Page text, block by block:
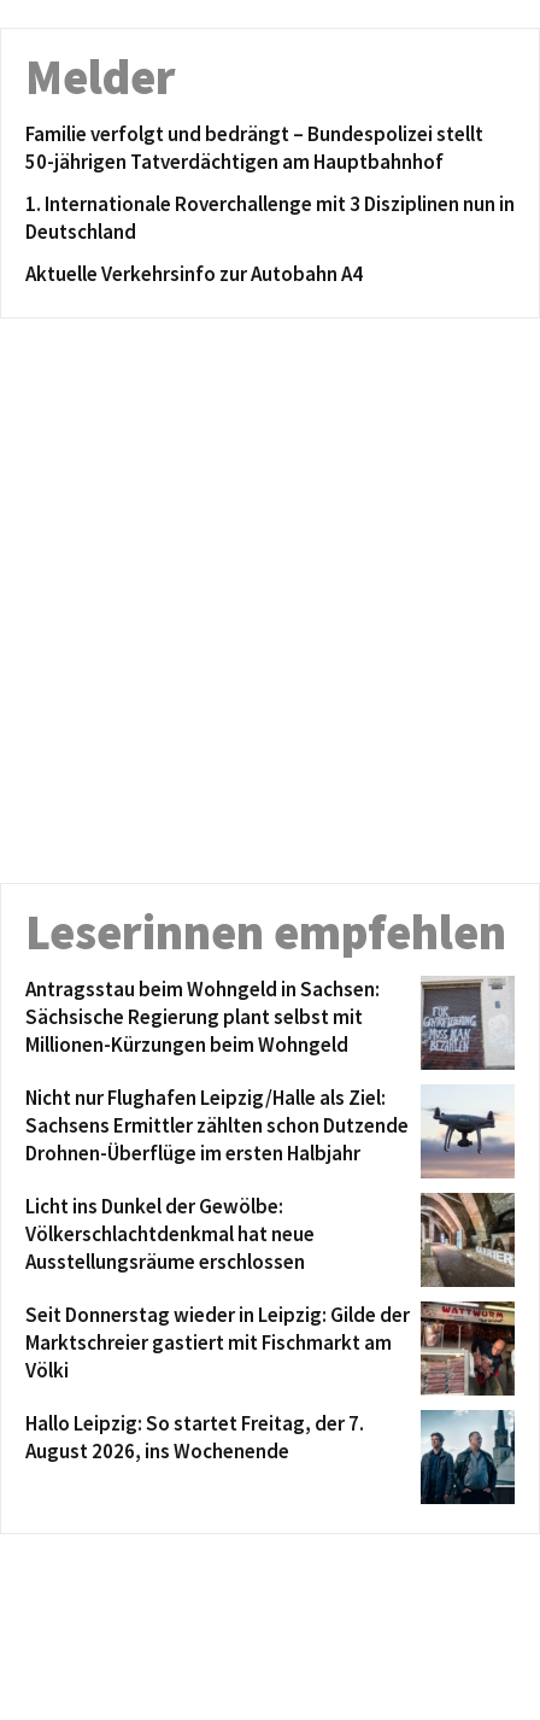
Melder
Familie verfolgt und bedrängt – Bundespolizei stellt
50-jährigen Tatverdächtigen am Hauptbahnhof
1. Internationale Roverchallenge mit 3 Disziplinen nun in
Deutschland
Aktuelle Verkehrsinfo zur Autobahn A4
Leserinnen empfehlen
Antragsstau beim Wohngeld in Sachsen:
Sächsische Regierung plant selbst mit
Millionen-Kürzungen beim Wohngeld
Nicht nur Flughafen Leipzig/Halle als Ziel:
Sachsens Ermittler zählten schon Dutzende
Drohnen-Überflüge im ersten Halbjahr
Licht ins Dunkel der Gewölbe:
Völkerschlachtdenkmal hat neue
Ausstellungsräume erschlossen
Seit Donnerstag wieder in Leipzig: Gilde der
Marktschreier gastiert mit Fischmarkt am
Völki
Hallo Leipzig: So startet Freitag, der 7.
August 2026, ins Wochenende